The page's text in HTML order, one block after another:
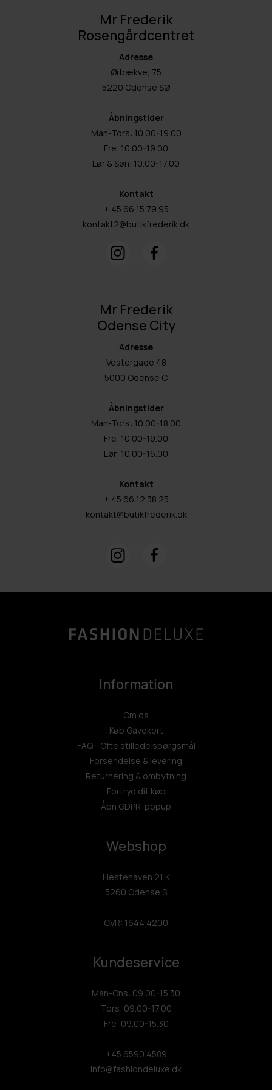
Mr Frederik
Rosengårdcentret
Adresse
Ørbækvej 75
5220 Odense SØ
Åbningstider
Man-Tors: 10.00-19.00
Fre: 10.00-19.00
Lør & Søn: 10.00-17.00
Kontakt
+ 45 66 15 79 95
kontakt2@butikfrederik.dk
Mr Frederik
Odense City
Adresse
Vestergade 48
5000 Odense C
Åbningstider
Man-Tors: 10.00-18.00
Fre: 10.00-19.00
Lør: 10.00-16.00
Kontakt
+ 45 66 12 38 25
kontakt@butikfrederik.dk
Information
Om os
Køb Gavekort
FAQ - Ofte stillede spørgsmål
Forsendelse & levering
Returnering & ombytning
Fortryd dit køb
Åbn GDPR-popup
Webshop
Hestehaven 21 K
5260 Odense S
CVR: 1644 4200
Kundeservice
Man-Ons: 09.00-15.30
Tors: 09.00-17.00
Fre: 09.00-15.30
+45 6590 4589
info@fashiondeluxe.dk